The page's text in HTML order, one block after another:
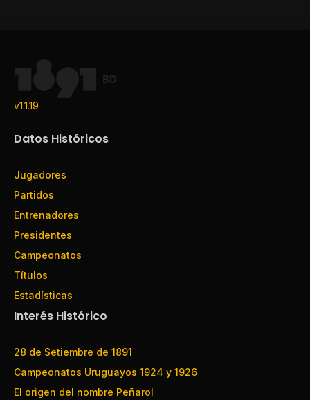
BD
v1.1.19
Datos Históricos
Jugadores
Partidos
Entrenadores
Presidentes
Campeonatos
Títulos
Estadísticas
Interés Histórico
28 de Setiembre de 1891
Campeonatos Uruguayos 1924 y 1926
El origen del nombre Peñarol